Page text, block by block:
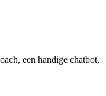
een handige chatbot,